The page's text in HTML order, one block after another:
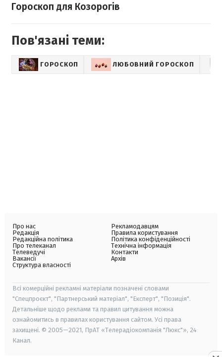
Гороскоп для Козорогів
Пов'язані теми:
ГОРОСКОП ЛЮБОВНИЙ ГОРОСКОП
Про нас
Редакція
Редакційна політика
Про телеканал
Телеведучі
Вакансії
Структура власності
Рекламодавцям
Правила користування
Політика конфіденційності
Технічна інформація
Контакти
Архів
Всі комерційні рекламні матеріали позначені словами
"Спецпроєкт", "Партнерський матеріал", "Експерт", "Позиція".
Детальніше щодо реклами та правил цитування можна
ознайомитись в правилах користування сайтом. Усі права
захищені. © 2005—2021, ПрАТ «Телерадіокомпанія "Люкс"», 24
Канал.